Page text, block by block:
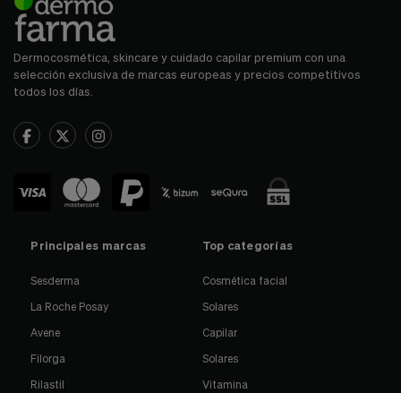
Dermocosmética, skincare y cuidado capilar premium con una
selección exclusiva de marcas europeas y precios competitivos
todos los días.
Principales marcas
Sesderma
La Roche Posay
Avene
Filorga
Rilastil
Top categorías
Cosmética facial
Solares
Capilar
Solares
Vitamina